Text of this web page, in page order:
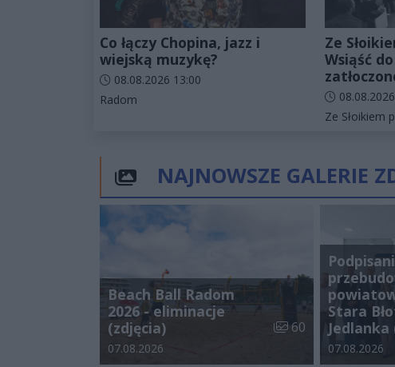
Co łączy Chopina, jazz i
wiejską muzykę?
Data dodania artykułu:
08.08.2026 13:00
Kategorie artykułu:
Radom
Ze
Wsiąść
Data dodania
Kategorie
Ze Słoikiem
NAJNOWSZE GALERIE
Beach Ball Radom
2026 - eliminacje
(zdjęcia)
Liczba zdjęć w
60
Data dodania galerii:
07.08.2026
Stara
Jedlanka
Data dodania
07.08.2026